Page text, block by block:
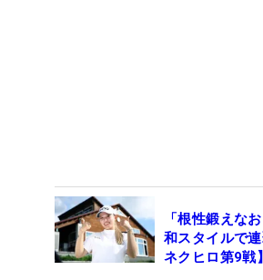
「根性鍛えな
和スタイルで
ネクヒロ第9戦】